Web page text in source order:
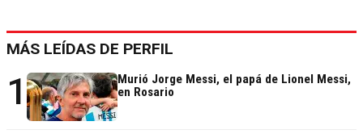
MÁS LEÍDAS DE PERFIL
1
Murió Jorge Messi, el papá de Lionel Messi,
en Rosario